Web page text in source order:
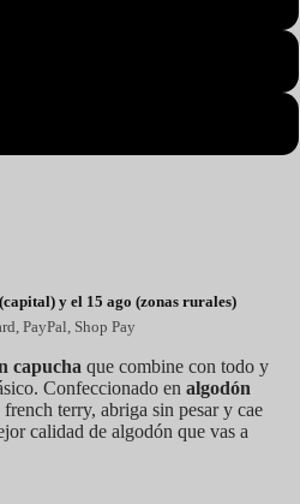
y el 15 ago (zonas rurales)
PayPal, Shop Pay
capucha que combine con todo y
Confeccionado en algodón
terry, abriga sin pesar y cae
calidad de algodón que vas a